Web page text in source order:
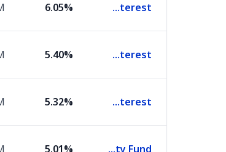
Nuveen AMT-Free Municipal Credit Income Fund of Benef Interest
6.05%
Nuveen Municipal Credit Income Fund of Benef Interest
5.40%
BlackRock Municipal 2030 Target Term Trust of Beneficial Interest
5.32%
Nuveen Municipal High Income Opportunity Fund
5.01%